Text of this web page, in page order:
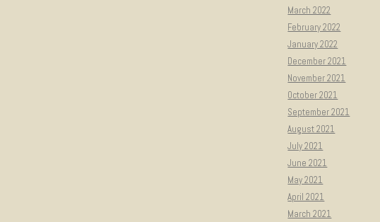
March 2022
February 2022
January 2022
December 2021
November 2021
October 2021
September 2021
August 2021
July 2021
June 2021
May 2021
April 2021
March 2021